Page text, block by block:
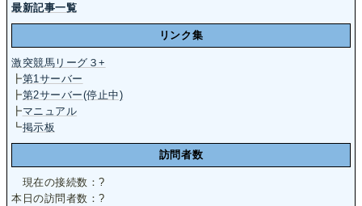
最新記事一覧
リンク集
激突競馬リーグ３+
┣第1サーバー
┣第2サーバー(停止中)
┣マニュアル
┗掲示板
訪問者数
現在の接続数：?
本日の訪問者数：?